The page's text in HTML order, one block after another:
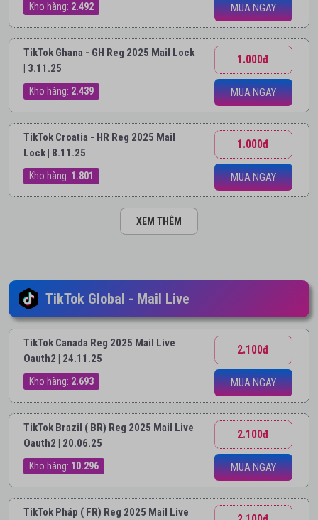
Kho hàng: 2.492 MUA NGAY
TikTok Ghana - GH Reg 2025 Mail Lock
| 3.11.25
Kho hàng: 2.439
1.000đ
MUA NGAY
TikTok Croatia - HR Reg 2025 Mail
Lock | 8.11.25
Kho hàng: 1.801
1.000đ
MUA NGAY
XEM THÊM
TikTok Global - Mail Live
TikTok Canada Reg 2025 Mail Live
Oauth2 | 24.11.25
Kho hàng: 2.693
2.100đ
MUA NGAY
TikTok Brazil ( BR) Reg 2025 Mail Live
Oauth2 | 20.06.25
Kho hàng: 10.296
2.100đ
MUA NGAY
TikTok Pháp ( FR) Reg 2025 Mail Live